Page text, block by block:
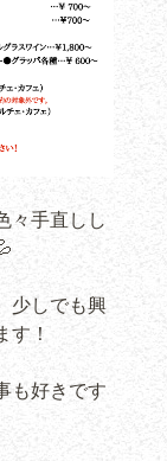
々手直しし
少しでも興
！
も好きです